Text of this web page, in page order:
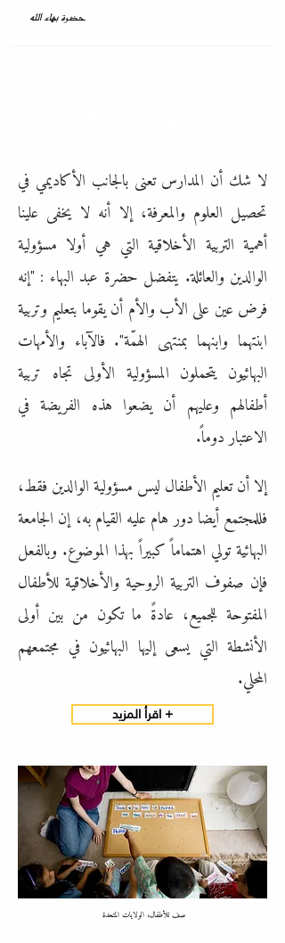
حضرة بهاء الله
لا شك أن المدارس تعنى بالجانب الأكاديمي في
تحصيل العلوم والمعرفة، إلا أنه لا يخفى علينا
أهمية التربية الأخلاقية التي هي أولا مسؤولية
الوالدين والعائلة. يتفضل حضرة عبد البهاء : "إنه
فرض عين على الأب والأم أن يقوما بتعليم وتربية
ابنتهما وابنهما بمنتهى الهمّة". فالآباء والأمهات
البهائيون يتحملون المسؤولية الأولى تجاه تربية
أطفالهم وعليهم أن يضعوا هذه الفريضة في
الاعتبار دوماً.
إلا أن تعليم الأطفال ليس مسؤولية الوالدين فقط،
فللمجتمع أيضا دور هام عليه القيام به، إن الجامعة
البهائية تولي اهتماماً كبيراً بهذا الموضوع. وبالفعل
فإن صفوف التربية الروحية والأخلاقية للأطفال
المفتوحة للجميع، عادةً ما تكون من بين أولى
الأنشطة التي يسعى إليها البهائيون في مجتمعهم
المحلي.
اقرأ المزيد +
صف للأطفال، الولايات المتحدة